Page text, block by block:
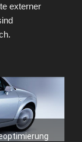
externer